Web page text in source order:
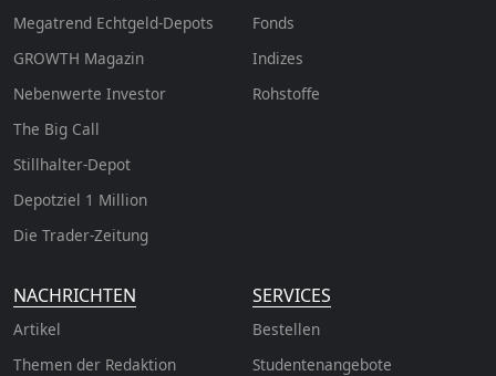
Megatrend Echtgeld-Depots
GROWTH Magazin
Nebenwerte Investor
The Big Call
Stillhalter-Depot
Depotziel 1 Million
Die Trader-Zeitung
Fonds
Indizes
Rohstoffe
NACHRICHTEN
Artikel
Themen der Redaktion
SERVICES
Bestellen
Studentenangebote